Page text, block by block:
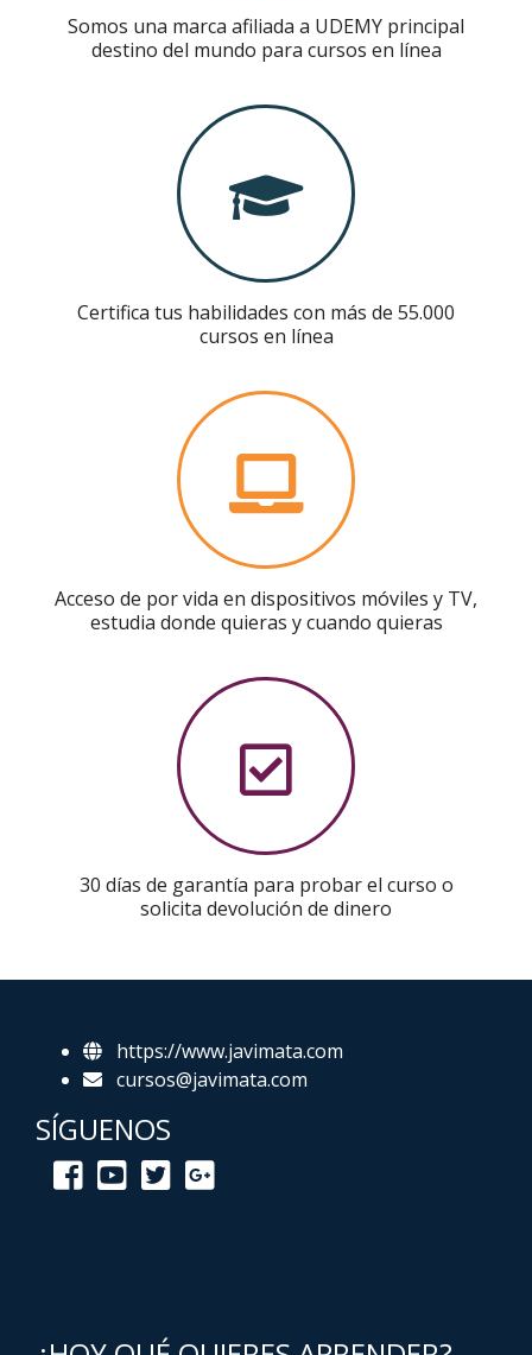
Somos una marca afiliada a UDEMY principal
destino del mundo para cursos en línea
Certifica tus habilidades con más de 55.000
cursos en línea
Acceso de por vida en dispositivos móviles y TV,
estudia donde quieras y cuando quieras
30 días de garantía para probar el curso o
solicita devolución de dinero
https://www.javimata.com
cursos@javimata.com
SÍGUENOS